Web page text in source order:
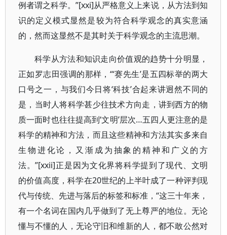
例者谓之科学。”[xxi]从严格意义上来说，从方法到知
识的定义模式显然是较为符合科学观念的真实意涵
的，然而这显然不是其时关于科学观念的主流思潮。
科学从方法和知识走向价值观的趋势十分明显，
正如罗志田强调的那样，“‘赛先生’是五四标举的两大
口号之一，与我们今日将‘科技’合起来讲迥然不同的
是，当时人将科学甚少往技术方向走，讲到西方的物
质一面时也往往提高到‘文明’层次…五四人更注意的是
科学的精神和方法，而且这些精神和方法其实多来自
生物进化论，又渐成为抽象的精神和广义的方
法。”[xxii]正是因为文化界将科学提到了现代、文明
的价值高度，科学在20世纪的上半叶成了一种评判现
代与传统、先进与落后的标签和标准，“这三十年来，
有一个名词在国内几乎做到了无上尊严的地位。无论
懂与不懂的人，无论守旧和维新的人，都不敢公然对